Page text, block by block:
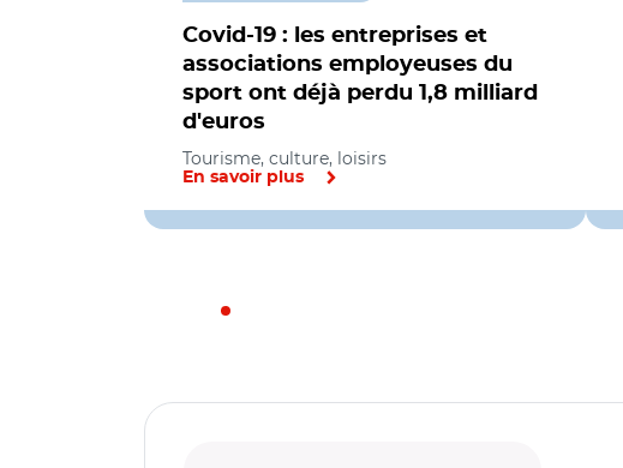
Covid-19 : les entreprises et
associations employeuses du
sport ont déjà perdu 1,8 milliard
d'euros
Tourisme, culture, loisirs
En savoir plus